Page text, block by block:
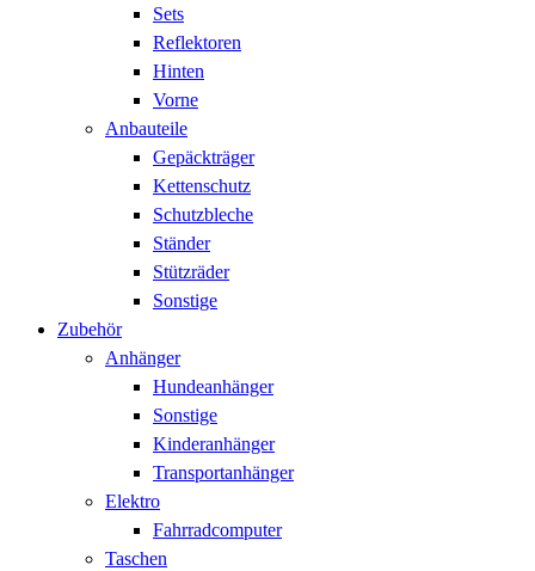
Sets
Reflektoren
Hinten
Vorne
Anbauteile
Gepäckträger
Kettenschutz
Schutzbleche
Ständer
Stützräder
Sonstige
Zubehör
Anhänger
Hundeanhänger
Sonstige
Kinderanhänger
Transportanhänger
Elektro
Fahrradcomputer
Taschen